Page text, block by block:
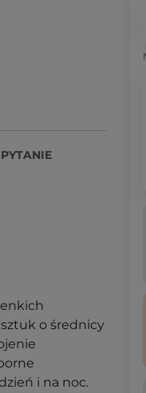
o średnicy
i na noc.